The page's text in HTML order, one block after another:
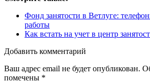
Фонд занятости в Ветлуге:
работы
Как встать на учет в центр
Добавить комментарий
Ваш адрес email не будет опубликован.
помечены *